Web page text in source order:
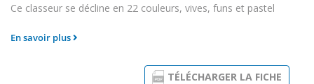
Ce classeur se décline en 22 couleurs, vives, funs et pastel
TÉLÉCHARGER LA FICHE
En savoir plus